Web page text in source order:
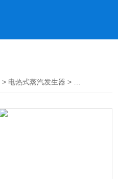
> 电热式蒸汽发生器 > LDR0.065-0.7小型电热式蒸汽发生器